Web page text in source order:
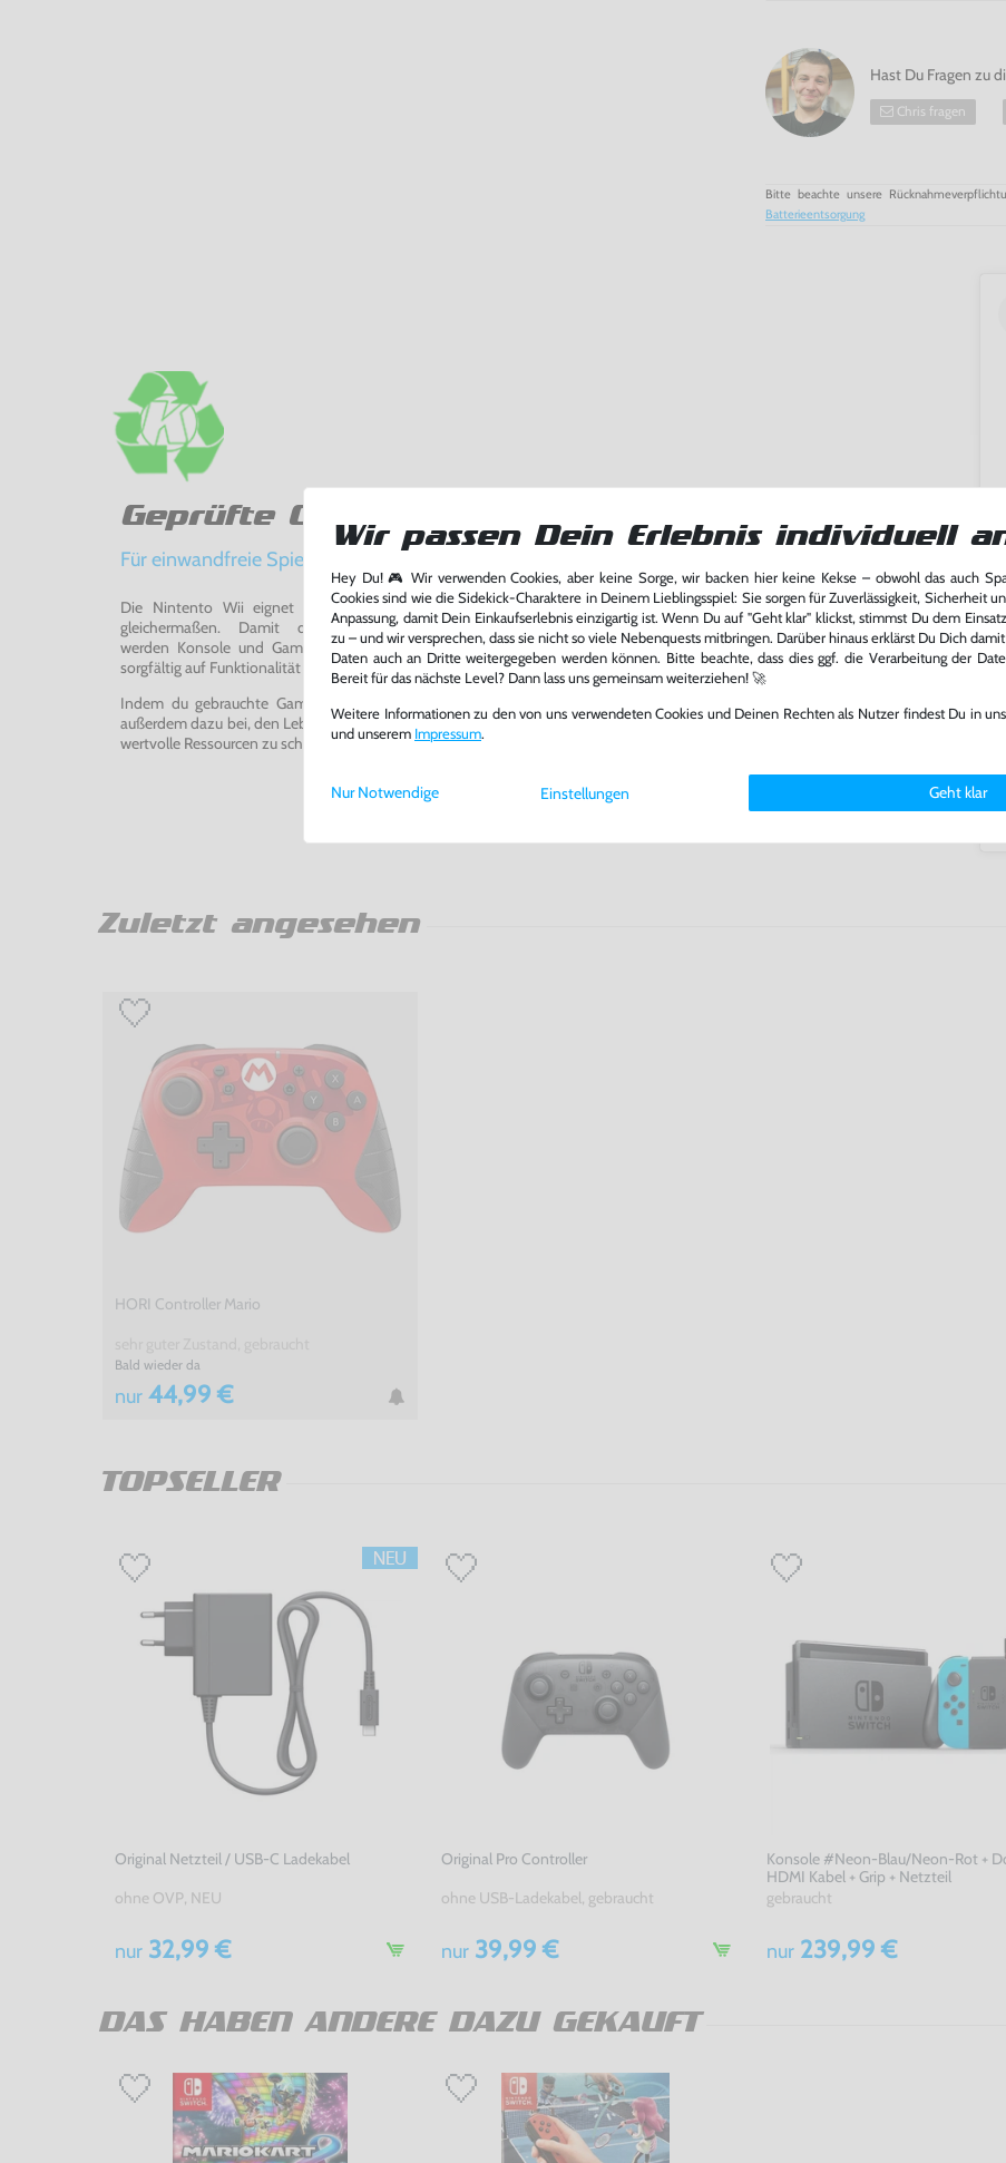
Hast Du Fragen zu
Chris fragen
Bitte beachte unsere
Batterieentsorgung
Geprüfte Qualität
Für einwandfreie Spielerlebnisse
Die Nintento Wii eignet sich perfekt für Retro-Gaming-Fans und neue Entdecker
gleichermaßen. Damit du ein einwandfreies Spielerlebnis genießen kannst,
werden Konsole und Game in unserer Reparatur-Werkstatt von unseren Fachkräften
sorgfältig auf Funktionalität getestet, gereinigt und bei Bedarf repariert.
Indem du gebrauchte Games und Konsolen bei uns kaufst oder verkaufst, trägst du
außerdem dazu bei, den Lebenszyklus von Konsolen und Games zu verlängern und damit
wertvolle Ressourcen zu schonen und Abfall zu vermeiden.
Zuletzt angesehen
HORI Controller Mario
Bald wieder da
nur 44,99 €
TOPSELLER
Original Netzteil / USB-C Ladekabel
ohne OVP, NEU
nur 32,99 €
Original Pro Controller
ohne USB-Ladekabel, gebraucht
nur39,99 €
Konsole #Neon-Blau/Neon-Rot +
HDMI Kabel + Grip + Netzteil
gebraucht
nur 239,99 €
DAS HABEN ANDERE DAZU GEKAUFT
Wir passen Dein Erlebnis individuell
Hey Du! 🎮 Wir verwenden Cookies, aber keine Sorge, wir backen hier keine Kekse – obwohl das auch
Cookies sind wie die Sidekick-Charaktere in Deinem Lieblingsspiel: Sie sorgen für Zuverlässigkeit, Sicherheit
Anpassung, damit Dein Einkaufserlebnis einzigartig ist. Wenn Du auf "Geht klar" klickst, stimmst Du dem
zu – und wir versprechen, dass sie nicht so viele Nebenquests mitbringen. Darüber hinaus erklärst Du Dich
Daten auch an Dritte weitergegeben werden können. Bitte beachte, dass dies ggf. die Verarbeitung der
Bereit für das nächste Level? Dann lass uns gemeinsam weiterziehen! 🚀
Weitere Informationen zu den von uns verwendeten Cookies und Deinen Rechten als Nutzer findest Du in
und unserem Impressum.
Einstellungen Geht klar
Nur Notwendige